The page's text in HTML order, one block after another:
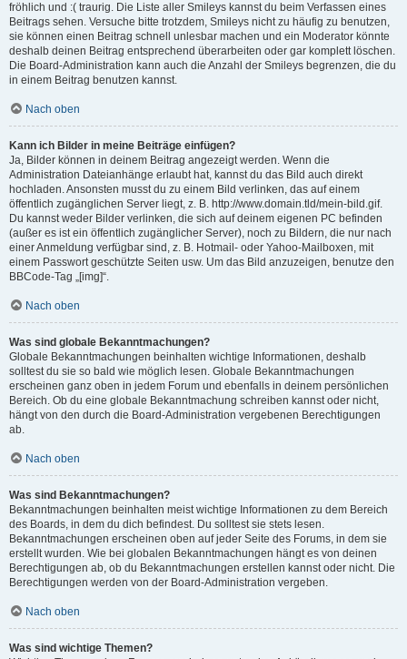
fröhlich und :( traurig. Die Liste aller Smileys kannst du beim Verfassen eines
Beitrags sehen. Versuche bitte trotzdem, Smileys nicht zu häufig zu benutzen,
sie können einen Beitrag schnell unlesbar machen und ein Moderator könnte
deshalb deinen Beitrag entsprechend überarbeiten oder gar komplett löschen.
Die Board-Administration kann auch die Anzahl der Smileys begrenzen, die du
in einem Beitrag benutzen kannst.
Nach oben
Kann ich Bilder in meine Beiträge einfügen?
Ja, Bilder können in deinem Beitrag angezeigt werden. Wenn die
Administration Dateianhänge erlaubt hat, kannst du das Bild auch direkt
hochladen. Ansonsten musst du zu einem Bild verlinken, das auf einem
öffentlich zugänglichen Server liegt, z. B. http://www.domain.tld/mein-bild.gif.
Du kannst weder Bilder verlinken, die sich auf deinem eigenen PC befinden
(außer es ist ein öffentlich zugänglicher Server), noch zu Bildern, die nur nach
einer Anmeldung verfügbar sind, z. B. Hotmail- oder Yahoo-Mailboxen, mit
einem Passwort geschützte Seiten usw. Um das Bild anzuzeigen, benutze den
BBCode-Tag „[img]“.
Nach oben
Was sind globale Bekanntmachungen?
Globale Bekanntmachungen beinhalten wichtige Informationen, deshalb
solltest du sie so bald wie möglich lesen. Globale Bekanntmachungen
erscheinen ganz oben in jedem Forum und ebenfalls in deinem persönlichen
Bereich. Ob du eine globale Bekanntmachung schreiben kannst oder nicht,
hängt von den durch die Board-Administration vergebenen Berechtigungen
ab.
Nach oben
Was sind Bekanntmachungen?
Bekanntmachungen beinhalten meist wichtige Informationen zu dem Bereich
des Boards, in dem du dich befindest. Du solltest sie stets lesen.
Bekanntmachungen erscheinen oben auf jeder Seite des Forums, in dem sie
erstellt wurden. Wie bei globalen Bekanntmachungen hängt es von deinen
Berechtigungen ab, ob du Bekanntmachungen erstellen kannst oder nicht. Die
Berechtigungen werden von der Board-Administration vergeben.
Nach oben
Was sind wichtige Themen?